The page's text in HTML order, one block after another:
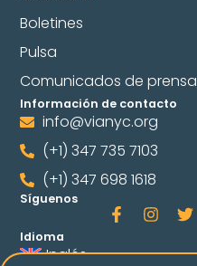
Boletines
Pulsa
Comunicados de prensa
Información de contacto
info@vianyc.org
(+1) 347 735 7103
(+1) 347 698 1618
Síguenos
Idioma
Inglés